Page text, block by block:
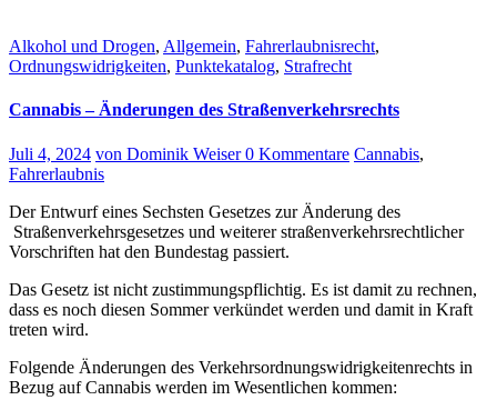
Alkohol und Drogen, Allgemein, Fahrerlaubnisrecht,
Ordnungswidrigkeiten, Punktekatalog, Strafrecht
Cannabis – Änderungen des Straßenverkehrsrechts
Juli 4, 2024 von Dominik Weiser0 Kommentare Cannabis,
Fahrerlaubnis
Der Entwurf eines Sechsten Gesetzes zur Änderung des
Straßenverkehrsgesetzes und weiterer straßenverkehrsrechtlicher
Vorschriften hat den Bundestag passiert.
Das Gesetz ist nicht zustimmungspflichtig. Es ist damit zu rechnen,
dass es noch diesen Sommer verkündet werden und damit in Kraft
treten wird.
Folgende Änderungen des Verkehrsordnungswidrigkeitenrechts in
Bezug auf Cannabis werden im Wesentlichen kommen: